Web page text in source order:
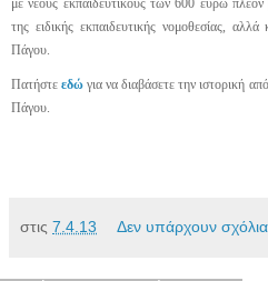
με νέους εκπαιδευτικούς των 600 ευρώ πλέον
της ειδικής εκπαιδευτικής νομοθεσίας,
Πάγου.
Πατήστεεδώ για να διαβάσετε την ιστορική
Πάγου.
στις 7.4.13 Δεν υπάρχουν